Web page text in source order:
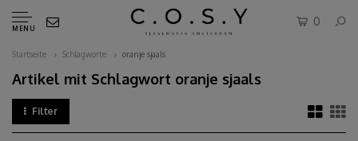
MENU
0
Startseite Schlagworte oranje sjaals
Artikel mit Schlagwort oranje sjaals
Filter